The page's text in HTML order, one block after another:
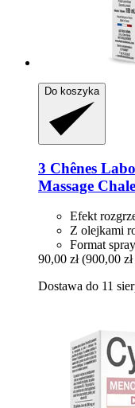
Do koszyka
3 Chênes
Massage
Efekt
Z olejkami
Format
90,00 zł (900,00
Dostawa do 11